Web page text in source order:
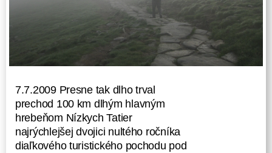
7.7.2009 Presne tak dlho trval
prechod 100 km dlhým hlavným
hrebeňom Nízkych Tatier
najrýchlejšej dvojici nultého ročníka
diaľkového turistického pochodu pod